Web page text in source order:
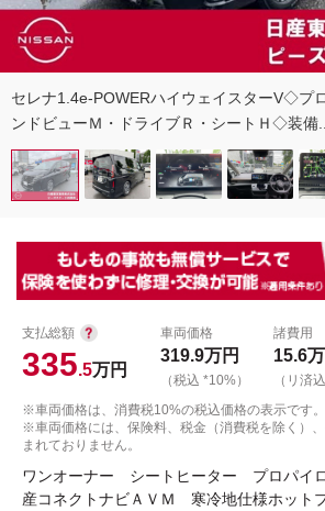
セレナ1.4e-POWERハイウェイスターV◇プ
ンドビューＭ・ドライブＲ・シートＨ◇装備...
支払総額
335.5万円
車両価格
319.9万円
（税込 *10%）
諸費用
15.6
（リ済込
※車両価格は、消費税10%の税込価格の表示です
※車両価格には、保険料、税金（消費税を除く）
まれておりません。
ワンオーナー シートヒーター プロパイ
産コネクトナビＡＶＭ 寒冷地仕様ホット